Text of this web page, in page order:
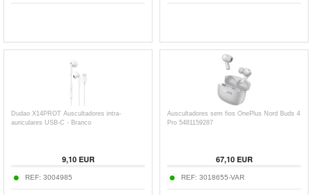
Dudao X14PROT Auscultadores intra-
auriculares USB-C - Branco
9,10EUR
REF: 3004985
Auscultadores sem fios OnePlus Nord Buds 4
Pro 5481159287
67,10EUR
REF: 3018655-VAR